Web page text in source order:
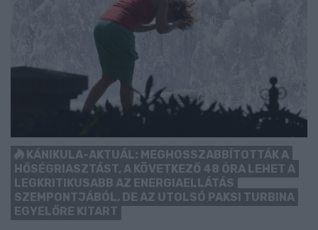
KÁNIKULA-AKTUÁL: MEGHOSSZABBÍTOTTÁK A
HŐSÉGRIASZTÁST, A KÖVETKEZŐ 48 ÓRA LEHET A
LEGKRITIKUSABB AZ ENERGIAELLÁTÁS
SZEMPONTJÁBÓL, DE AZ UTOLSÓ PAKSI TURBINA
EGYELŐRE KITART